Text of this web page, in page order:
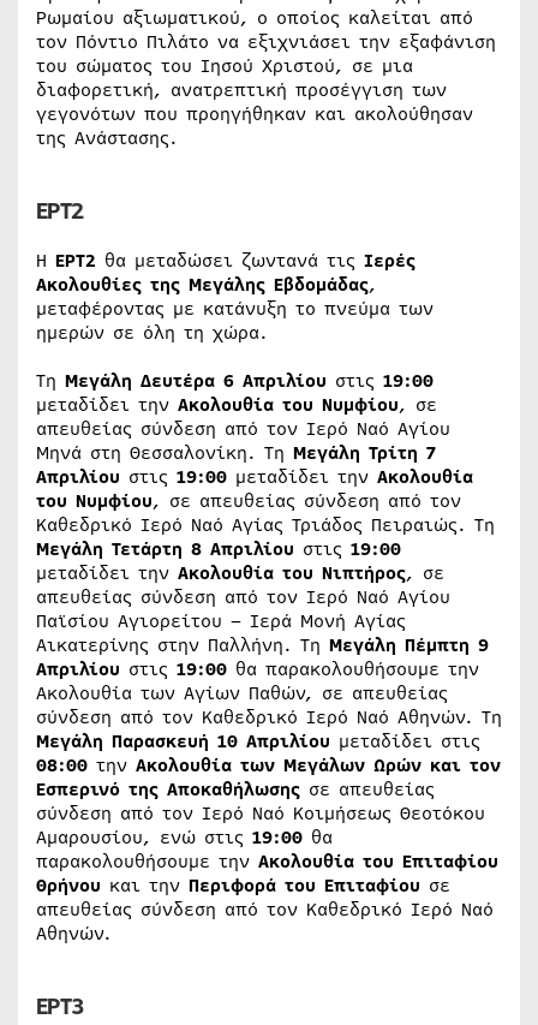
Ρωμαίου αξιωματικού, ο οποίος καλείται από
τον Πόντιο Πιλάτο να εξιχνιάσει την εξαφάνιση
του σώματος του Ιησού Χριστού, σε μια
διαφορετική, ανατρεπτική προσέγγιση των
γεγονότων που προηγήθηκαν και ακολούθησαν
της Ανάστασης.
ΕΡΤ2
Η ΕΡΤ2 θα μεταδώσει ζωντανά τις Ιερές
Ακολουθίες της Μεγάλης Εβδομάδας,
μεταφέροντας με κατάνυξη το πνεύμα των
ημερών σε όλη τη χώρα.
Τη Μεγάλη Δευτέρα 6 Απριλίου στις 19:00
μεταδίδει την Ακολουθία του Νυμφίου, σε
απευθείας σύνδεση από τον Ιερό Ναό Αγίου
Μηνά στη Θεσσαλονίκη. Τη Μεγάλη Τρίτη 7
Απριλίου στις 19:00 μεταδίδει την Ακολουθία
του Νυμφίου, σε απευθείας σύνδεση από τον
Καθεδρικό Ιερό Ναό Αγίας Τριάδος Πειραιώς. Τη
Μεγάλη Τετάρτη 8 Απριλίου στις 19:00
μεταδίδει την Ακολουθία του Νιπτήρος, σε
απευθείας σύνδεση από τον Ιερό Ναό Αγίου
Παϊσίου Αγιορείτου – Ιερά Μονή Αγίας
Αικατερίνης στην Παλλήνη. Τη Μεγάλη Πέμπτη 9
Απριλίου στις 19:00 θα παρακολουθήσουμε την
Ακολουθία των Αγίων Παθών, σε απευθείας
σύνδεση από τον Καθεδρικό Ιερό Ναό Αθηνών. Τη
Μεγάλη Παρασκευή 10 Απριλίου μεταδίδει στις
08:00 την Ακολουθία των Μεγάλων Ωρών και τον
Εσπερινό της Αποκαθήλωσης σε απευθείας
σύνδεση από τον Ιερό Ναό Κοιμήσεως Θεοτόκου
Αμαρουσίου, ενώ στις 19:00 θα
παρακολουθήσουμε την Ακολουθία του Επιταφίου
Θρήνου και την Περιφορά του Επιταφίου σε
απευθείας σύνδεση από τον Καθεδρικό Ιερό Ναό
Αθηνών.
ΕΡΤ3